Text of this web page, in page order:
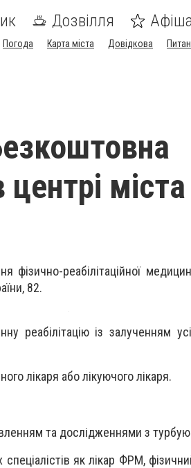
Дозвілля
Погода Карта міста Довідкова
центрі міста
фізично-реабілітаційної
82.
реабілітацію із залученням
лікаря або лікуючого лікаря.
та дослідженнями з
спеціалістів як лікар ФРМ,